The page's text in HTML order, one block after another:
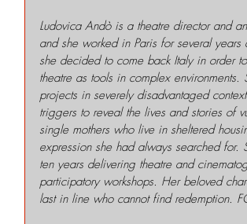
Ludovica Andò is a theatre director and
and she worked in Paris for several
she decided to come back Italy in order
theatre as tools in complex
projects in severely disadvantaged
triggers to reveal the lives and stories of
single mothers who live in sheltered
expression she had always searched
ten years delivering theatre and
participatory workshops. Her beloved
last in line who cannot find redemption.